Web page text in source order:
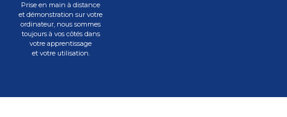
Prise en main à distance
et démonstration sur votre
ordinateur, nous sommes
toujours à vos côtés dans
votre apprentissage
et votre utilisation.